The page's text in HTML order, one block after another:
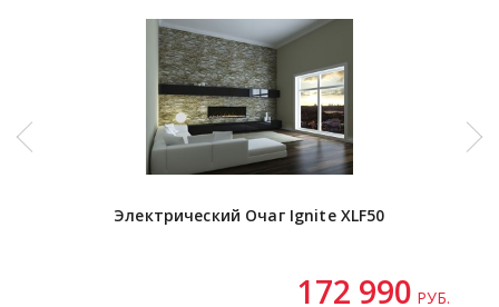
Электрический Очаг Ignite XLF50
172 990 РУБ.